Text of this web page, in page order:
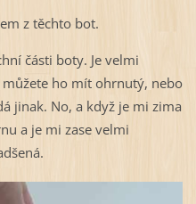
z těchto bot.
části boty. Je velmi
ho mít ohrnutý, nebo
jinak. No, a když je mi zima
a je mi zase velmi